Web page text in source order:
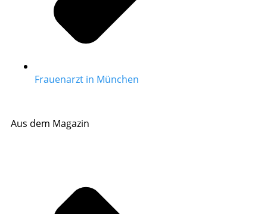
Frauenarzt in München
Aus dem Magazin